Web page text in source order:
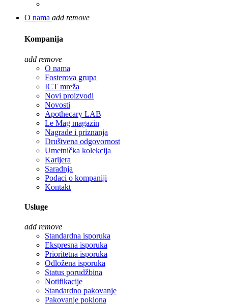
O nama add remove
Kompanija
add remove
O nama
Fosterova grupa
ICT mreža
Novi proizvodi
Novosti
Apothecary LAB
Le Mag magazin
Nagrade i priznanja
Društvena odgovornost
Umetnička kolekcija
Karijera
Saradnja
Podaci o kompaniji
Kontakt
Usluge
add remove
Standardna isporuka
Ekspresna isporuka
Prioritetna isporuka
Odložena isporuka
Status porudžbina
Notifikacije
Standardno pakovanje
Pakovanje poklona